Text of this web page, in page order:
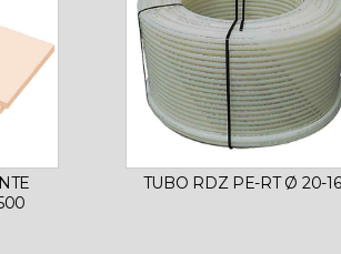
TUBO RDZ PE-RT Ø 20-16